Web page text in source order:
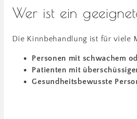
Wer ist ein
Die Kinnbehandlung ist für viele
Personen mit schwachem
Patienten mit
Gesundheitsbewusste